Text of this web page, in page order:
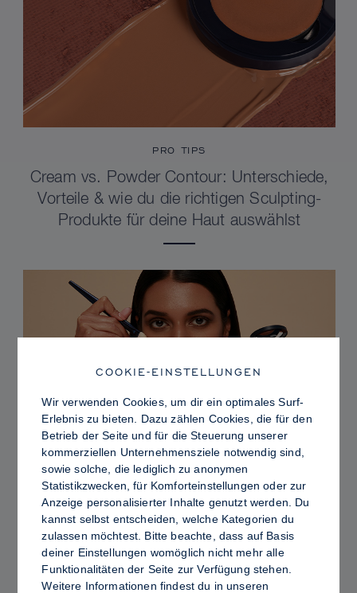
PRO TIPS
Cream vs. Powder Contour: Unterschiede,
Vorteile & wie du die richtigen Sculpting-
Produkte für deine Haut auswählst
PRO TIPS
Dewy vs. Oily Skin: So fixierst du Sculpt &
Glow für ein strahlendes Finish mit
kontrolliertem Glanz
COOKIE-EINSTELLUNGEN
Wir verwenden Cookies, um dir ein optimales Surf-
Erlebnis zu bieten. Dazu zählen Cookies, die für den
Betrieb der Seite und für die Steuerung unserer
kommerziellen Unternehmensziele notwendig sind,
sowie solche, die lediglich zu anonymen
Statistikzwecken, für Komforteinstellungen oder zur
Anzeige personalisierter Inhalte genutzt werden. Du
kannst selbst entscheiden, welche Kategorien du
zulassen möchtest. Bitte beachte, dass auf Basis
deiner Einstellungen womöglich nicht mehr alle
Funktionalitäten der Seite zur Verfügung stehen.
Weitere Informationen findest du in unseren